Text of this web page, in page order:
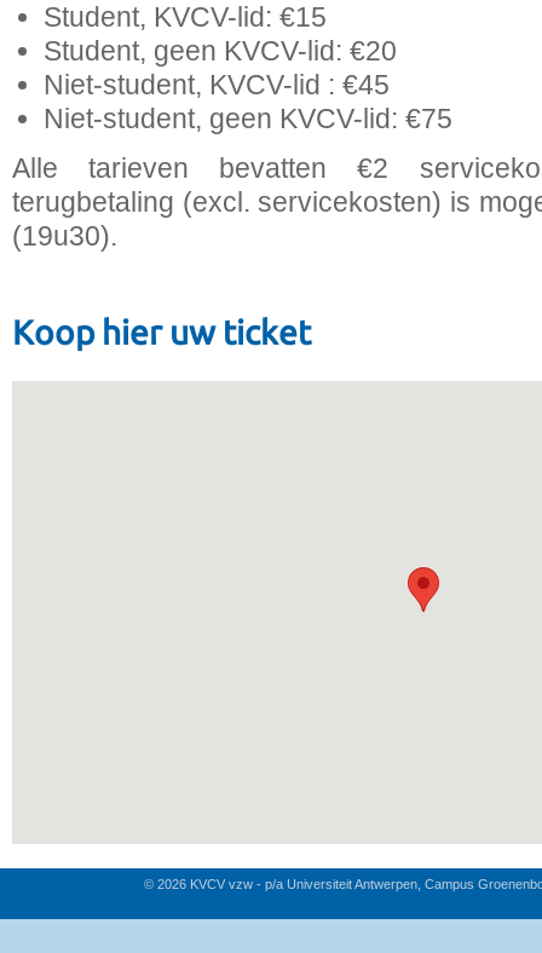
Student, KVCV-lid: €15
Student, geen KVCV-lid: €20
Niet-student, KVCV-lid : €45
Niet-student, geen KVCV-lid: €75
Alle tarieven bevatten €2
terugbetaling (excl. servicekosten) is
(19u30).
Koop hier uw ticket
© 2026 KVCV vzw - p/a Universiteit Antwerpen, Campus